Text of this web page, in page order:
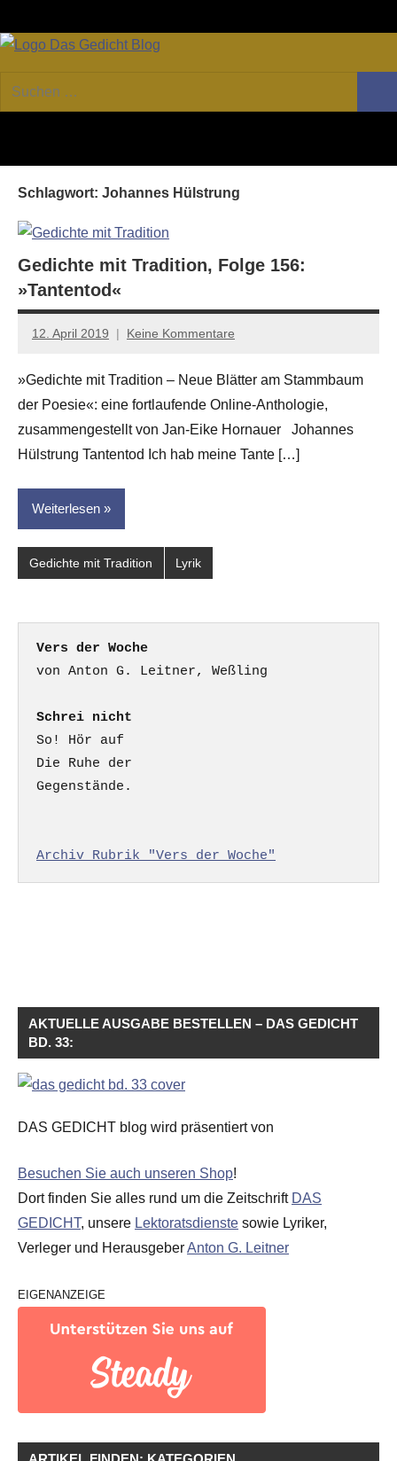
Inhalt
GEDICHT
Forum
von
Essay
und
Suchen
nach:
Schlagwort: Johannes Hülstrung
Gedichte mit Tradition, Folge 156:
»Tantentod«
12. April 2019
Jan-
Hornauer
für
dasgedichtblog
Keine Kommentare
»Gedichte mit Tradition – Neue Blätter am Stammbaum
der Poesie«: eine fortlaufende Online-Anthologie,
zusammengestellt von Jan-Eike Hornauer Johannes
Hülstrung Tantentod Ich hab meine Tante […]
Weiterlesen
Gedichte mit Tradition Lyrik
Vers der Woche
Schrei nicht
So! Hör auf
Die Ruhe der
Gegenstände.
Archiv Rubrik "Vers der Woche"
AKTUELLE AUSGABE BESTELLEN – DAS GEDICHT
BD. 33:
DAS GEDICHT blog wird präsentiert von
Besuchen Sie auch unseren Shop!
Dort finden Sie alles rund um die Zeitschrift DAS
GEDICHT, unsere Lektoratsdienste sowie Lyriker,
Verleger und HerausgeberAnton G. Leitner
EIGENANZEIGE